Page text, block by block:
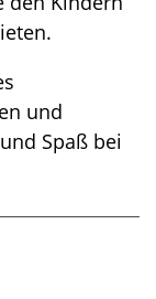
und
Spaß bei